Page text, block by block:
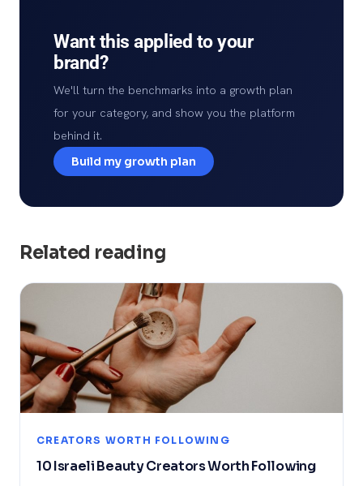
Want this applied to your
brand?
We'll turn the benchmarks into a growth plan
for your category, and show you the platform
behind it.
Build my growth plan
Related reading
CREATORS WORTH FOLLOWING
10 Israeli Beauty Creators Worth Following